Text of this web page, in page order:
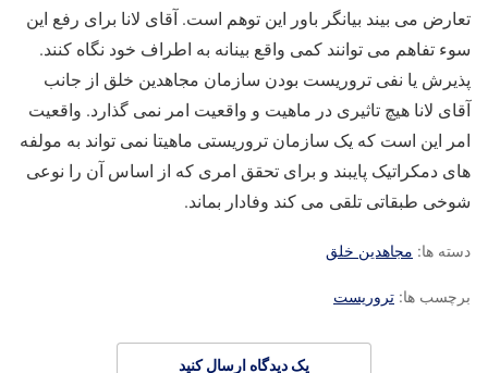
تعارض می بیند بیانگر باور این توهم است. آقای لانا برای رفع این
سوء تفاهم می توانند کمی واقع بینانه به اطراف خود نگاه کنند.
پذیرش یا نفی تروریست بودن سازمان مجاهدین خلق از جانب
آقای لانا هیچ تاثیری در ماهیت و واقعیت امر نمی گذارد. واقعیت
امر این است که یک سازمان تروریستی ماهیتا نمی تواند به مولفه
های دمکراتیک پایبند و برای تحقق امری که از اساس آن را نوعی
شوخی طبقاتی تلقی می کند وفادار بماند.
دسته ها: مجاهدین خلق
برچسب ها: تروریست
یک دیدگاه ارسال کنید